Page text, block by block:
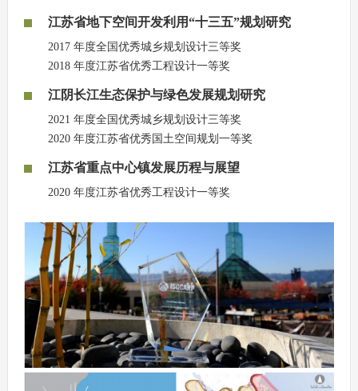
江苏省地下空间开发利用“十三五”规划研究
2017 年度全国优秀城乡规划设计三等奖
2018 年度江苏省优秀工程设计一等奖
江阴长江生态保护与绿色发展规划研究
2021 年度全国优秀城乡规划设计三等奖
2020 年度江苏省优秀国土空间规划一等奖
江苏省重点中心镇发展历程与展望
2020 年度江苏省优秀工程设计一等奖